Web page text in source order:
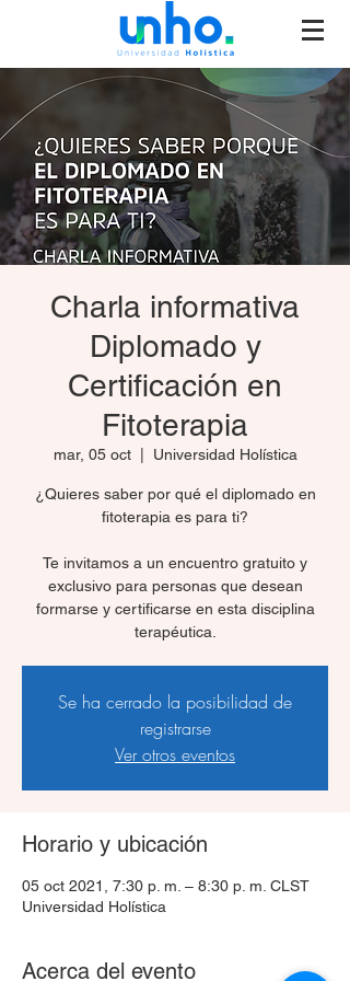
Charla informativa
Diplomado y
Certificación en
Fitoterapia
mar, 05 oct
  |
Universidad Holística
¿Quieres saber por qué el diplomado en
fitoterapia es para ti?
Te invitamos a un encuentro gratuito y
exclusivo para personas que desean
formarse y certificarse en esta disciplina
terapéutica.
Se ha cerrado la posibilidad de
registrarse
Ver otros eventos
Horario y ubicación
05 oct 2021, 7:30 p. m. – 8:30 p. m. CLST
Universidad Holística
Acerca del evento